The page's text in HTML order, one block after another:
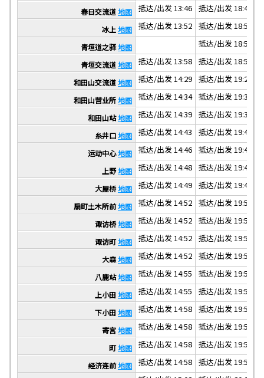
春日交流道地图 抵达/出发 13:46 抵达/出发 18:46
冰上地图 抵达/出发 13:52 抵达/出发 18:52
青垣道之驿地图 抵达/出发 18:58
青垣交流道地图 抵达/出发 13:58 抵达/出发 18:58
和田山交流道地图 抵达/出发 14:29 抵达/出发 19:29
和田山营业所地图 抵达/出发 14:34 抵达/出发 19:34
和田山站地图 抵达/出发 14:39 抵达/出发 19:39
糸井口地图 抵达/出发 14:43 抵达/出发 19:43
运动中心地图 抵达/出发 14:46 抵达/出发 19:46
上野地图 抵达/出发 14:48 抵达/出发 19:48
大屋桥地图 抵达/出发 14:49 抵达/出发 19:49
扇町土木所前地图 抵达/出发 14:52 抵达/出发 19:52
诹访桥地图 抵达/出发 14:52 抵达/出发 19:52
诹访町地图 抵达/出发 14:52 抵达/出发 19:52
大森地图 抵达/出发 14:52 抵达/出发 19:52
八鹿站地图 抵达/出发 14:55 抵达/出发 19:55
上小田 地图 抵达/出发 14:55 抵达/出发 19:55
下小田 地图 抵达/出发 14:58 抵达/出发 19:58
寄宫地图 抵达/出发 14:58 抵达/出发 19:58
町地图 抵达/出发 14:58 抵达/出发 19:58
经济连前地图 抵达/出发 14:58 抵达/出发 19:58